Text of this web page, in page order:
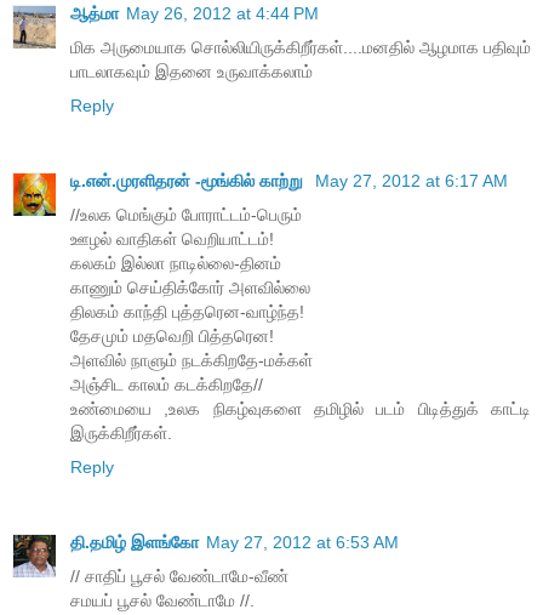
ஆத்மா May 26, 2012 at 4:44 PM
மிக அருமையாக சொல்லியிருக்கிறீர்கள்....மனதில் ஆழமாக பதிவும்
பாடலாகவும் இதனை உருவாக்கலாம்
Reply
டி.என்.முரளிதரன் -மூங்கில் காற்று
May 27, 2012 at 6:17 AM
//உலக மெங்கும் போராட்டம்-பெரும்
ஊழல் வாதிகள் வெறியாட்டம்!
கலகம் இல்லா நாடில்லை-தினம்
காணும் செய்திக்கோர் அளவில்லை
திலகம் காந்தி புத்தரென-வாழ்ந்த!
தேசமும் மதவெறி பித்தரென!
அளவில் நாளும் நடக்கிறதே-மக்கள்
அஞ்சிட காலம் கடக்கிறதே//
உண்மையை ,உலக நிகழ்வுகளை தமிழில் படம் பிடித்துக் காட்டி
இருக்கிறீர்கள்.
Reply
தி.தமிழ் இளங்கோ May 27, 2012 at 6:53 AM
// சாதிப் பூசல் வேண்டாமே-வீண்
சமயப் பூசல் வேண்டாமே //.